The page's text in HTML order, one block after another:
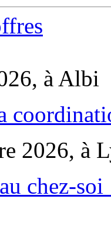
à Albi
2026, à
chez-